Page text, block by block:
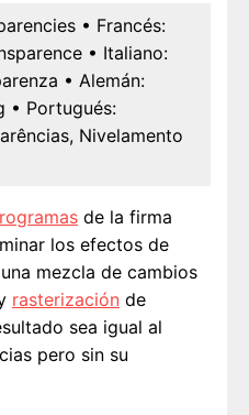
• Francés:
• Italiano:
• Alemán:
• Portugués:
Nivelamento
de la firma
los efectos de
mezcla de cambios
rasterización de
sea igual al
pero sin su